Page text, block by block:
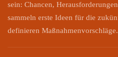
sein: Chancen,
sammeln erste Ideen für die
definieren Maßnahmenvorschläge.